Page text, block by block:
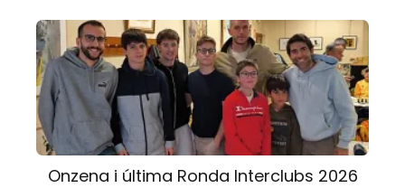
Onzena i última Ronda Interclubs 2026